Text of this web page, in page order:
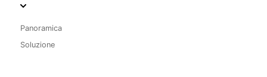
Panoramica
Soluzione